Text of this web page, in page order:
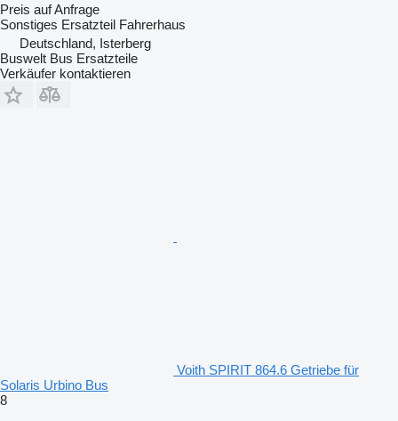
Preis auf Anfrage
Sonstiges Ersatzteil Fahrerhaus
Deutschland, Isterberg
Buswelt Bus Ersatzteile
Verkäufer kontaktieren
Voith SPIRIT 864.6 Getriebe für
Solaris Urbino Bus
8